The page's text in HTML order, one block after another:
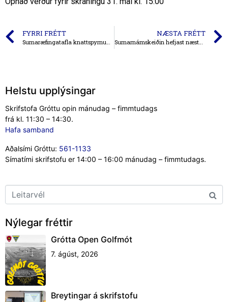
FYRRI FRÉTT
Sumaræfingatafla knattspyrnudeildar tekur í gildi 12. júní
NÆSTA FRÉTT
Sumarnámskeiðin hefjast næsta mánudag
Helstu upplýsingar
Skrifstofa Gróttu opin mánudag – fimmtudags
frá kl. 11:30 – 14:30.
Hafa samband
Aðalsími Gróttu: 561-1133
Símatími skrifstofu er 14:00 – 16:00 mánudag – fimmtudags.
Nýlegar fréttir
Grótta Open Golfmót
7. ágúst, 2026
Breytingar á skrifstofu